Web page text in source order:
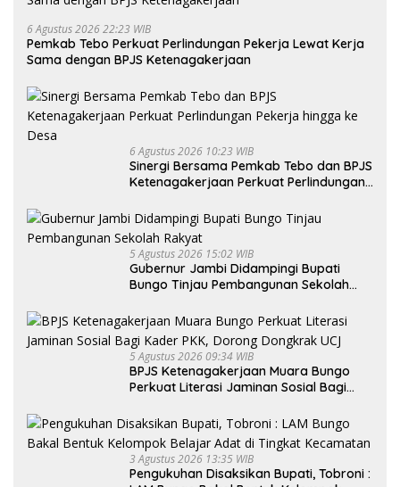
6 Agustus 2026 22:23 WIB
Pemkab Tebo Perkuat Perlindungan Pekerja Lewat Kerja
Sama dengan BPJS Ketenagakerjaan
6 Agustus 2026 10:23 WIB
Sinergi Bersama Pemkab Tebo dan BPJS
Ketenagakerjaan Perkuat Perlindungan
5 Agustus 2026 15:02 WIB
Gubernur Jambi Didampingi Bupati
Bungo Tinjau Pembangunan Sekolah
5 Agustus 2026 09:34 WIB
BPJS Ketenagakerjaan Muara Bungo
Perkuat Literasi Jaminan Sosial Bagi
3 Agustus 2026 13:35 WIB
Pengukuhan Disaksikan Bupati, Tobroni :